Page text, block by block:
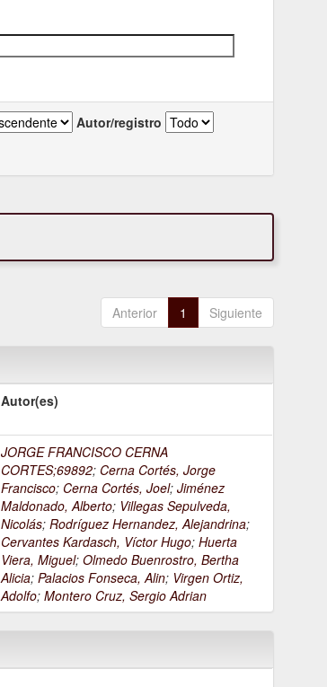
Autor/registro
Anterior 1 Siguiente
Autor(es)
JORGE FRANCISCO CERNA
CORTES;69892; Cerna Cortés, Jorge
Francisco; Cerna Cortés, Joel;Jiménez
Maldonado, Alberto; Villegas Sepulveda,
Nicolás;Rodríguez Hernandez, Alejandrina;
Cervantes Kardasch, Víctor Hugo;Huerta
Viera, Miguel;Olmedo Buenrostro, Bertha
Alicia;Palacios Fonseca, Alin; Virgen Ortiz,
Adolfo;Montero Cruz, Sergio Adrian